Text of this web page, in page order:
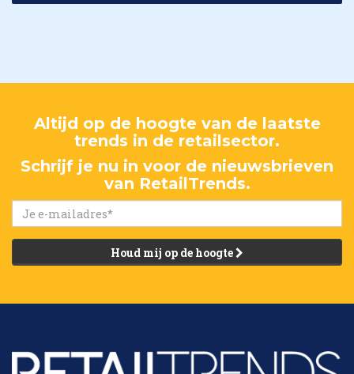
Altijd op de hoogte van de laatste
trends in de retailsector.
Schrijf je nu in voor de nieuwsbrieven
van RetailTrends.
Houd mij op de hoogte